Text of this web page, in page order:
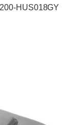
HUS018GY